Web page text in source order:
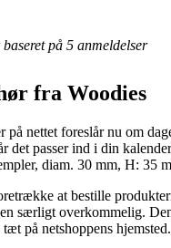
på 5 anmeldelser
fra Woodies
på nettet foreslår nu om
det passer ind i din
diam. 30 mm, H: 35
at bestille
særligt overkommelig.
på netshoppens hjemsted.